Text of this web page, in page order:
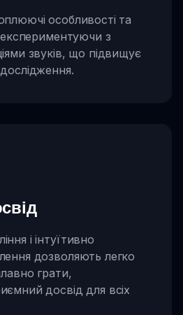
особливості та
експериментуючи з
звуків, що підвищує
і інтуїтивно
дозволяють легко
грати,
досвід для всіх